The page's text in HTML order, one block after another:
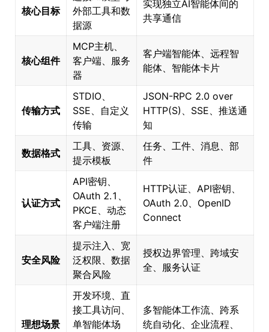
核心目标
外部工具和数
据源
实现独立AI智能体间的
共享通信
核心组件
MCP主机、
客户端、服务
器
客户端智能体、远程智
能体、智能体卡片
传输方式
STDIO、
SSE、自定义
传输
JSON-RPC 2.0 over
HTTP(S)、SSE、推送通
知
数据格式
工具、资源、
提示模板
任务、工件、消息、部
件
认证方式
API密钥、
OAuth 2.1、
PKCE、动态
客户端注册
HTTP认证、API密钥、
OAuth 2.0、OpenID
Connect
安全风险
提示注入、宽
泛权限、数据
聚合风险
授权边界管理、跨域安
全、服务认证
理想场景
开发环境、直
接工具访问、
单智能体场
多智能体工作流、跨系
统自动化、企业流程、